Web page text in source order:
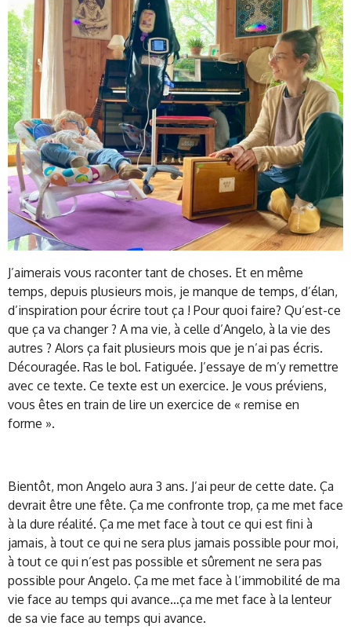
J’aimerais vous raconter tant de choses. Et en même
temps, depuis plusieurs mois, je manque de temps, d’élan,
d’inspiration pour écrire tout ça ! Pour quoi faire? Qu’est-ce
que ça va changer ? A ma vie, à celle d’Angelo, à la vie des
autres ? Alors ça fait plusieurs mois que je n’ai pas écris.
Découragée. Ras le bol. Fatiguée. J’essaye de m’y remettre
avec ce texte. Ce texte est un exercice. Je vous préviens,
vous êtes en train de lire un exercice de « remise en
forme ».
Bientôt, mon Angelo aura 3 ans. J’ai peur de cette date. Ça
devrait être une fête. Ça me confronte trop, ça me met face
à la dure réalité. Ça me met face à tout ce qui est fini à
jamais, à tout ce qui ne sera plus jamais possible pour moi,
à tout ce qui n’est pas possible et sûrement ne sera pas
possible pour Angelo. Ça me met face à l’immobilité de ma
vie face au temps qui avance…ça me met face à la lenteur
de sa vie face au temps qui avance.